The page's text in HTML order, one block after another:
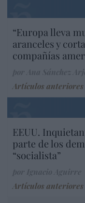
“Europa lleva
aranceles y
compañías
Artículos anteriores
EEUU.
parte de los
“socialista”
Artículos anteriores